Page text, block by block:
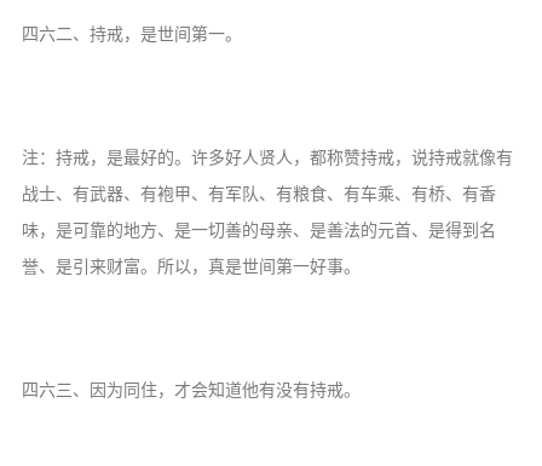
下院风采
四六二、持戒，是世间第一。
注：持戒，是最好的。许多好人贤人，都称赞持戒，说持戒就像有
战士、有武器、有袍甲、有军队、有粮食、有车乘、有桥、有香
味，是可靠的地方、是一切善的母亲、是善法的元首、是得到名
誉、是引来财富。所以，真是世间第一好事。
四六三、因为同住，才会知道他有没有持戒。